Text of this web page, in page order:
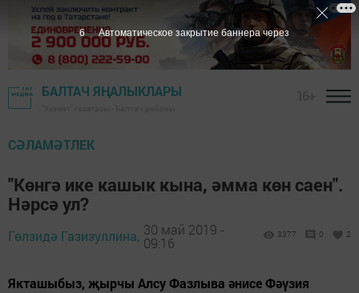
БАЛТАЧ ЯҢАЛЫКЛАРЫ
СӘЛАМӘТЛЕК
"Көнгә ике кашык кына, әмма көн саен".
Нәрсә ул?
Гөлзидә Газизуллина, 30 май 2019 -
09:16
3377 0 2
Якташыбыз, җырчы Алсу Фазлыва әнисе Фәүзия
5 Автоматическое закрытие баннера через